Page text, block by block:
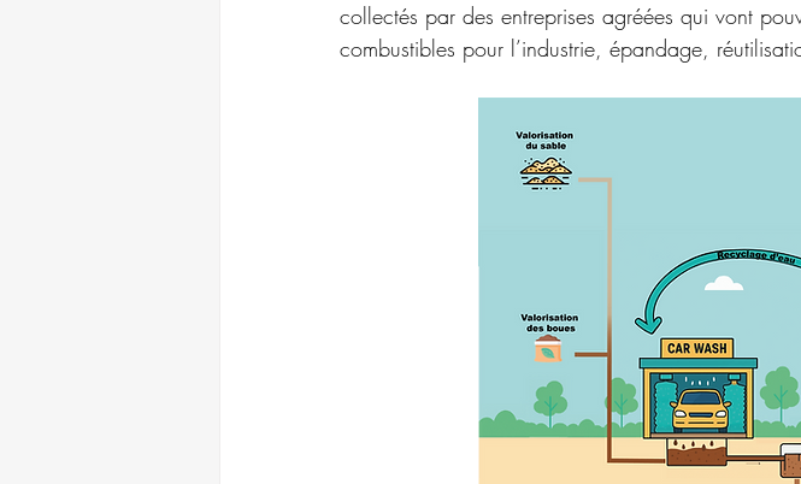
collectés par des entreprises agréées qui vont
combustibles pour l’industrie, épandage,